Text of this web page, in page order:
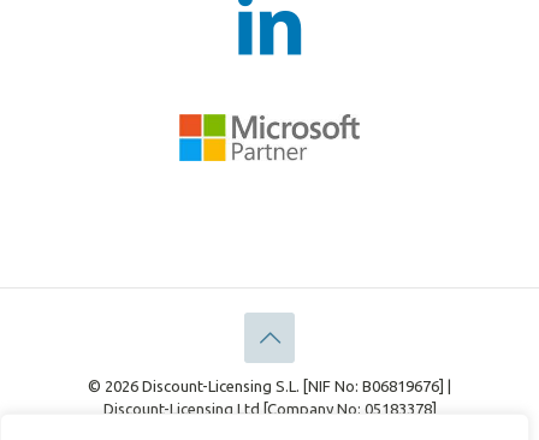
© 2026 Discount-Licensing S.L. [NIF No: B06819676] |
Discount-Licensing Ltd [Company No: 05183378]